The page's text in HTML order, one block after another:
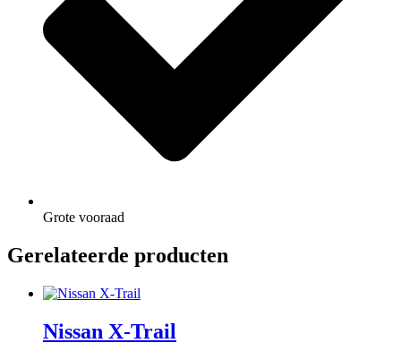
Grote vooraad
Gerelateerde producten
Nissan X-Trail